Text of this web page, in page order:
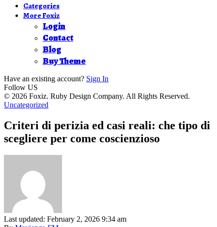
Categories
More Foxiz
Login
Contact
Blog
Buy Theme
Have an existing account? Sign In
Follow US
© 2026 Foxiz. Ruby Design Company. All Rights Reserved.
Uncategorized
Criteri di perizia ed casi reali: che tipo di
scegliere per come coscienzioso
Last updated: February 2, 2026 9:34 am